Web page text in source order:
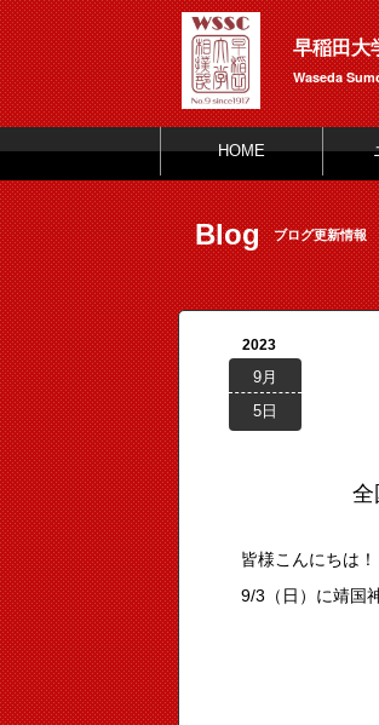
早稲田大
Waseda
HOME
Blog ブログ更新情報
2023
9月
5日
全
皆様こんにちは！
9/3（日）に靖国